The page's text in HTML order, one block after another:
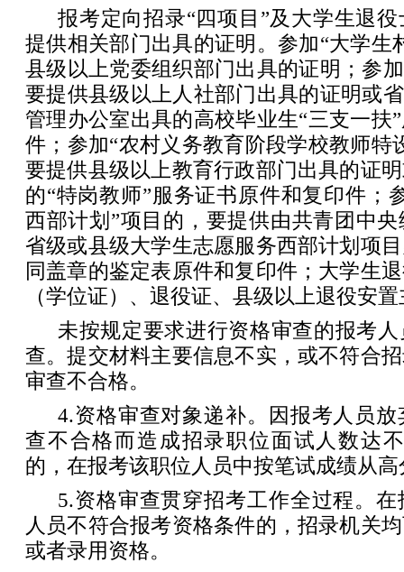
报考定向招录“四项目”及大学生退
提供相关部门出具的证明。参加“大学生
县级以上党委组织部门出具的证明；参
要提供县级以上人社部门出具的证明或
管理办公室出具的高校毕业生“三支一扶
件；参加“农村义务教育阶段学校教师特
要提供县级以上教育行政部门出具的证
的“特岗教师”服务证书原件和复印件；
西部计划”项目的，要提供由共青团中
省级或县级大学生志愿服务西部计划项
同盖章的鉴定表原件和复印件；大学生
（学位证）、退役证、县级以上退役安
未按规定要求进行资格审查的报考
查。提交材料主要信息不实，或不符合
审查不合格。
4.资格审查对象递补。因报考人员
查不合格而造成招录职位面试人数达
的，在报考该职位人员中按笔试成绩从
5.资格审查贯穿招考工作全过程。
人员不符合报考资格条件的，招录机关
或者录用资格。